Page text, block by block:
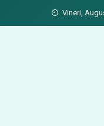
Vineri,